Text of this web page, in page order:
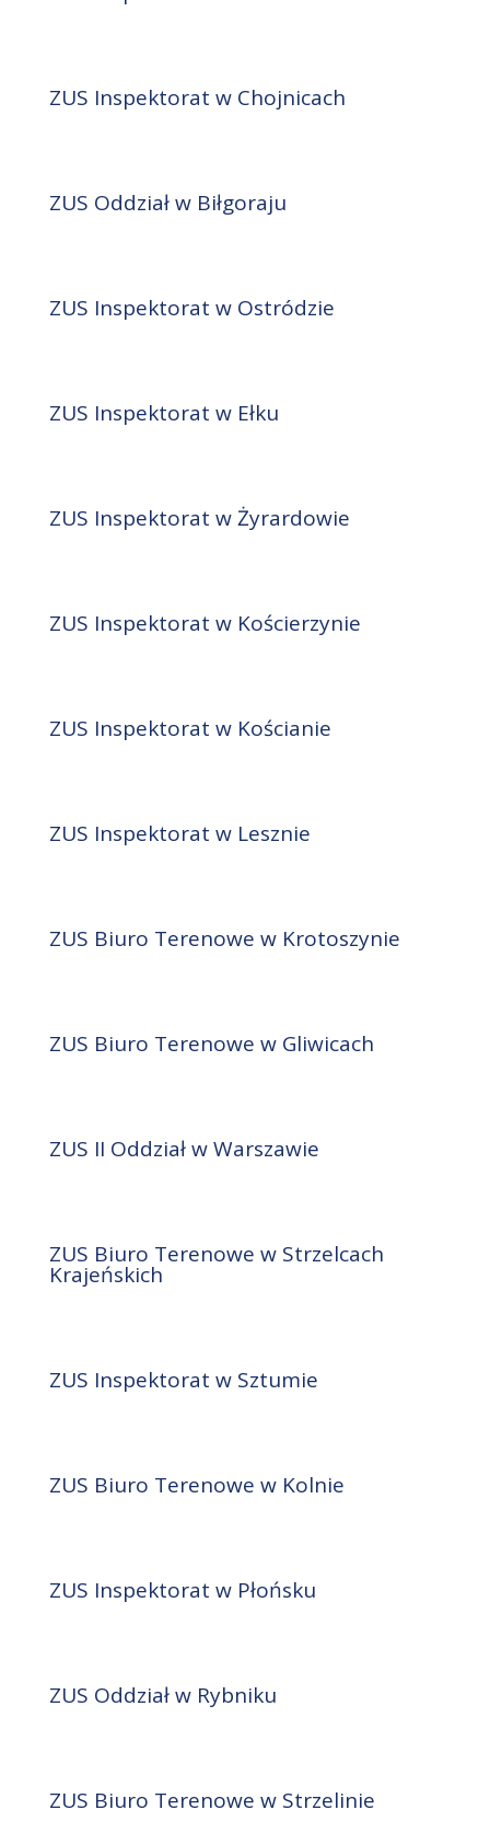
ZUS Inspektorat w Chojnicach
ZUS Oddział w Biłgoraju
ZUS Inspektorat w Ostródzie
ZUS Inspektorat w Ełku
ZUS Inspektorat w Żyrardowie
ZUS Inspektorat w Kościerzynie
ZUS Inspektorat w Kościanie
ZUS Inspektorat w Lesznie
ZUS Biuro Terenowe w Krotoszynie
ZUS Biuro Terenowe w Gliwicach
ZUS II Oddział w Warszawie
ZUS Biuro Terenowe w Strzelcach
Krajeńskich
ZUS Inspektorat w Sztumie
ZUS Biuro Terenowe w Kolnie
ZUS Inspektorat w Płońsku
ZUS Oddział w Rybniku
ZUS Biuro Terenowe w Strzelinie